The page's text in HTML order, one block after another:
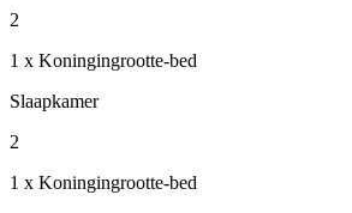
2
1 x Koningingrootte-bed
Slaapkamer
2
1 x Koningingrootte-bed